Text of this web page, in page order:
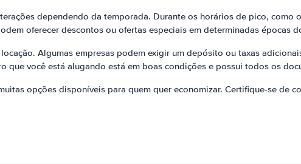
dependendo da temporada. Durante os horários de pico, como
oferecer descontos ou ofertas especiais em determinadas épocas
Algumas empresas podem exigir um depósito ou taxas
você está alugando está em boas condições e possui todos os
opções disponíveis para quem quer economizar. Certifique-se de